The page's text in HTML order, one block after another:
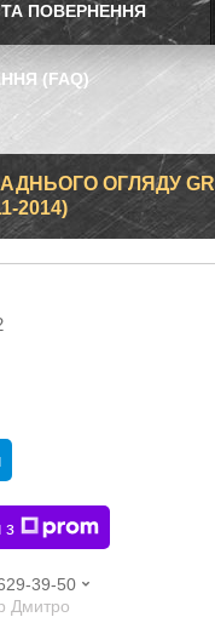
ПОВЕРНЕННЯ
(FAQ)
ОГЛЯДУ
2014)
з
39-50
Дмитро